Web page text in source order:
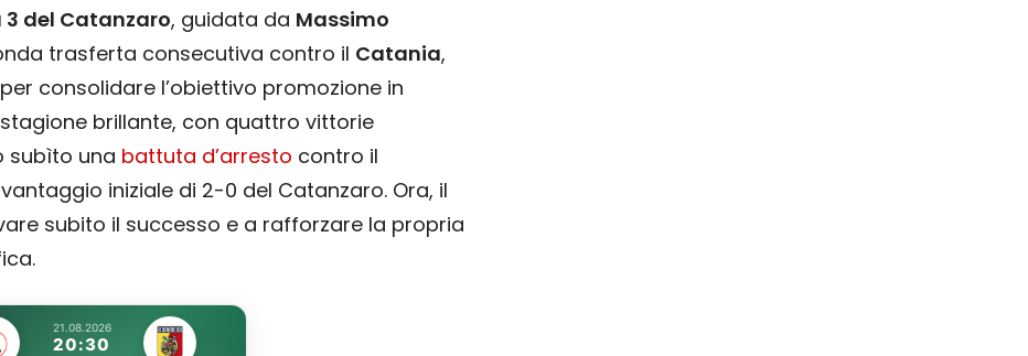
3 del Catanzaro, guidata da Massimo
trasferta consecutiva contro il Catania,
consolidare l’obiettivo promozione in
brillante, con quattro vittorie
subìto una battuta d’arresto contro il
iniziale di 2-0 del Catanzaro. Ora, il
subito il successo e a rafforzare la propria
21.08.2026
20:30